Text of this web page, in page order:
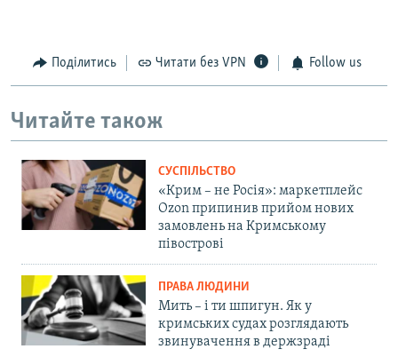
Поділитись Читати без VPN Follow us
Читайте також
СУСПІЛЬСТВО
«Крим – не Росія»: маркетплейс
Ozon припинив прийом нових
замовлень на Кримському
півострові
ПРАВА ЛЮДИНИ
Мить – і ти шпигун. Як у
кримських судах розглядають
звинувачення в держзраді